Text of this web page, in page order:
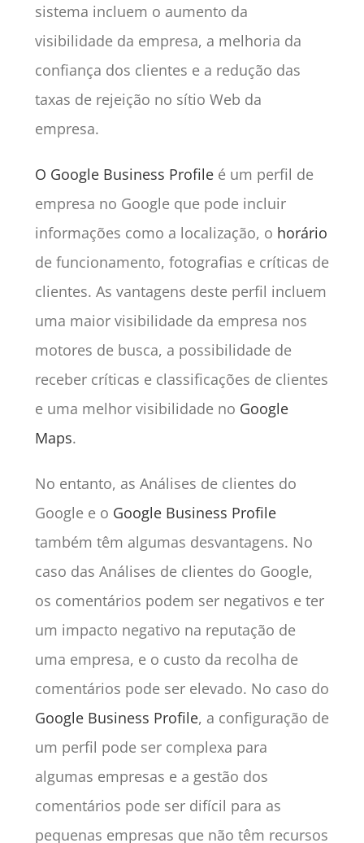
sistema incluem o aumento da
visibilidade da empresa, a melhoria da
confiança dos clientes e a redução das
taxas de rejeição no sítio Web da
empresa.
O Google Business Profileé um perfil de
empresa no Google que pode incluir
informações como a localização, o horário
de funcionamento, fotografias e críticas de
clientes. As vantagens deste perfil incluem
uma maior visibilidade da empresa nos
motores de busca, a possibilidade de
receber críticas e classificações de clientes
e uma melhor visibilidade no Google
Maps.
No entanto, as Análises de clientes do
Google e o Google Business Profile
também têm algumas desvantagens. No
caso das Análises de clientes do Google,
os comentários podem ser negativos e ter
um impacto negativo na reputação de
uma empresa, e o custo da recolha de
comentários pode ser elevado. No caso do
Google Business Profile, a configuração de
um perfil pode ser complexa para
algumas empresas e a gestão dos
comentários pode ser difícil para as
pequenas empresas que não têm recursos